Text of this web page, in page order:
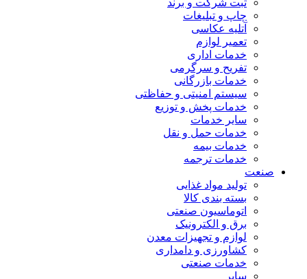
ثبت شرکت و برند
چاپ و تبلیغات
آتلیه عکاسی
تعمیر لوازم
خدمات اداری
تفریح و سرگرمی
خدمات بازرگانی
سیستم امنیتی و حفاظتی
خدمات پخش و توزیع
سایر خدمات
خدمات حمل و نقل
خدمات بیمه
خدمات ترجمه
صنعت
تولید مواد غذایی
بسته بندی کالا
اتوماسیون صنعتی
برق و الکترونیک
لوازم و تجهیزات معدن
کشاورزی و دامداری
خدمات صنعتی
سایر